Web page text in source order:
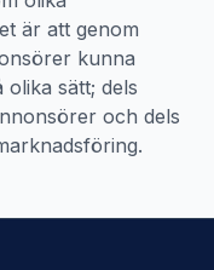
är att genom
kunna
sätt; dels
och dels